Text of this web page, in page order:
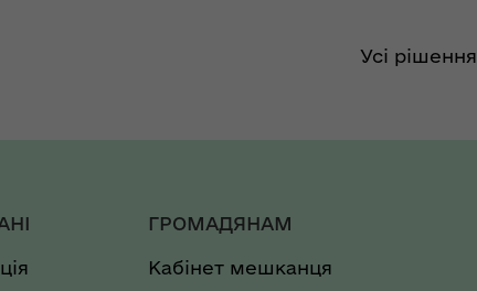
Усі рішення
ГРОМАДЯНАМ
Кабінет мешканця